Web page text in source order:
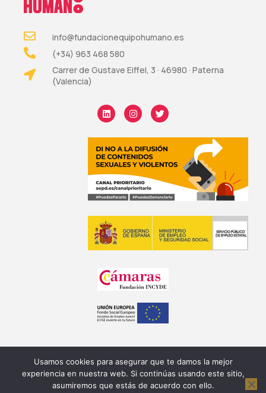
info@fundacionequipohumano.es
(+34) 963 468 580
Carrer de Gustave Eiffel, 3 · 46980 · Paterna
(Valencia)
Usamos cookies para asegurar que te damos la mejor
experiencia en nuestra web. Si continúas usando este sitio,
asumiremos que estás de acuerdo con ello.